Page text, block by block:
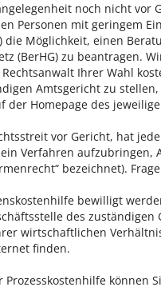
noch nicht vor
Personen mit geringem
die Möglichkeit, einen
(BerHG) zu beantragen.
Ihrer Wahl
Amtsgericht zu
der Homepage des
vor Gericht, hat
Verfahren aufzubringen,
bezeichnet).
bewilligt
des
wirtschaftlichen
finden.
Prozesskostenhilfe können